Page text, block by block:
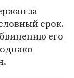
за
срок.
его